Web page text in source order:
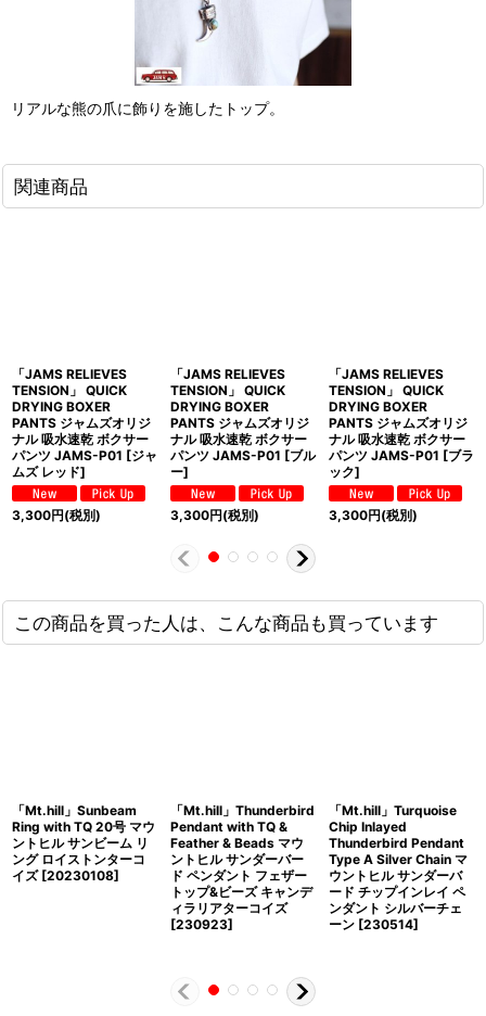
リアルな熊の爪に飾りを施したトップ。
関連商品
「JAMS RELIEVES
TENSION」 QUICK
DRYING BOXER
PANTS ジャムズオリジ
ナル 吸水速乾 ボクサー
パンツ JAMS-P01 [ジャ
ムズ レッド]
3,300円(税別)
「JAMS RELIEVES
TENSION」 QUICK
DRYING BOXER
PANTS ジャムズオリジ
ナル 吸水速乾 ボクサー
パンツ JAMS-P01 [ブル
ー]
3,300円(税別)
「JAMS RELIEVES
TENSION」 QUICK
DRYING BOXER
PANTS ジャムズオリジ
ナル 吸水速乾 ボクサー
パンツ JAMS-P01 [ブラ
ック]
3,300円(税別)
この商品を買った人は、こんな商品も買っています
「Mt.hill」Sunbeam
Ring with TQ 20号 マウ
ントヒル サンビーム リ
ング ロイストンターコ
イズ [20230108]
「Mt.hill」Thunderbird
Pendant with TQ &
Feather & Beads マウ
ントヒル サンダーバー
ド ペンダント フェザー
トップ&ビーズ キャンデ
ィラリアターコイズ
[230923]
「Mt.hill」Turquoise
Chip Inlayed
Thunderbird Pendant
Type A Silver Chain マ
ウントヒル サンダーバ
ード チップインレイ ペ
ンダント シルバーチェ
ーン [230514]